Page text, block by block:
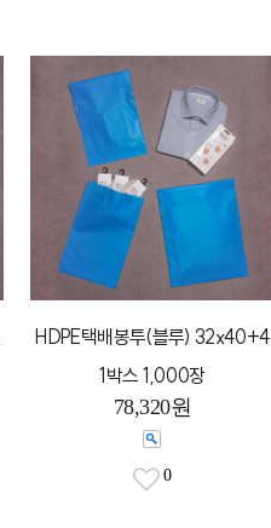
HDPE택배봉투(블루) 32x40+4
1박스 1,000장
78,320원
0